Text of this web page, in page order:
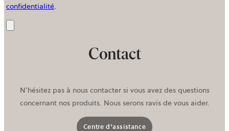
confidentialité.
Contact
N’hésitez pas à nous contacter si vous avez des questions
concernant nos produits. Nous serons ravis de vous aider.
Centre d’assistance